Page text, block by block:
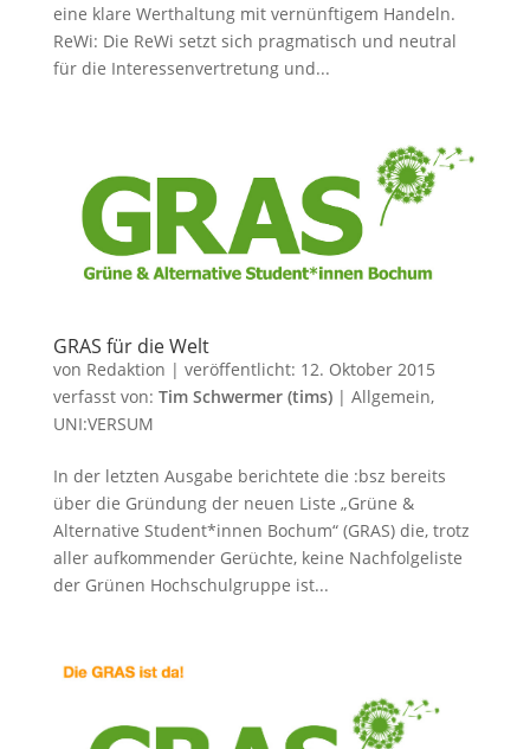
eine klare Werthaltung mit vernünftigem Handeln.
ReWi: Die ReWi setzt sich pragmatisch und neutral
für die Interessenvertretung und...
GRAS für die Welt
von Redaktion | veröffentlicht: 12. Oktober 2015
verfasst von: Tim Schwermer (tims)| Allgemein,
UNI:VERSUM
In der letzten Ausgabe berichtete die :bsz bereits
über die Gründung der neuen Liste „Grüne &
Alternative Student*innen Bochum“ (GRAS) die, trotz
aller aufkommender Gerüchte, keine Nachfolgeliste
der Grünen Hochschulgruppe ist...